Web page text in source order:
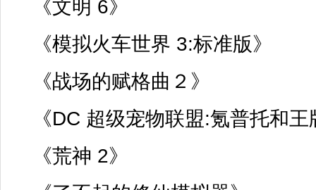
《文明 6》
《模拟火车世界 3:标准版》
《战场的赋格曲２》
《DC 超级宠物联盟:氪普托和
《荒神 2》